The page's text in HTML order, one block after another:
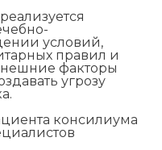
условий,
правил и
факторы
угрозу
консилиума